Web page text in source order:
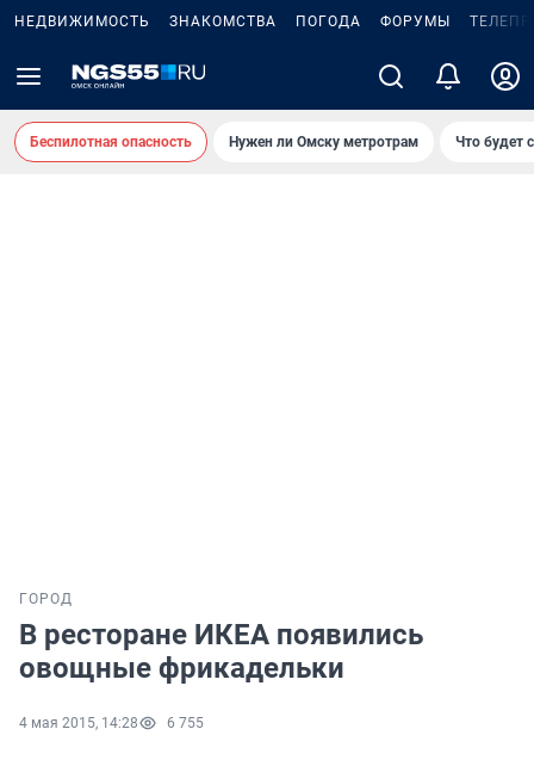
НЕДВИЖИМОСТЬ ЗНАКОМСТВА ПОГОДА ФОРУМЫ
Беспилотная опасность Нужен ли Омску метротрам Что будет
ГОРОД
В ресторане ИКЕА появились
овощные фрикадельки
4 мая 2015, 14:28 6 755